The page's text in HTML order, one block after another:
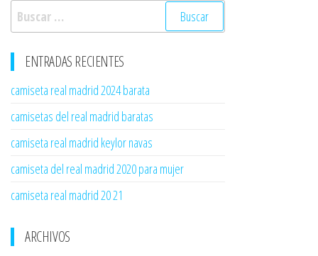
Buscar:
ENTRADAS RECIENTES
camiseta real madrid 2024 barata
camisetas del real madrid baratas
camiseta real madrid keylor navas
camiseta del real madrid 2020 para mujer
camiseta real madrid 20 21
ARCHIVOS